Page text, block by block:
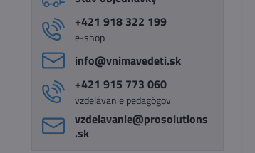
+421 918 322 199
e-shop
info​@vnimavedeti​.sk
+421 915 773 060
vzdelávanie pedagógov
vzdelavanie​@prosolutions​
.sk